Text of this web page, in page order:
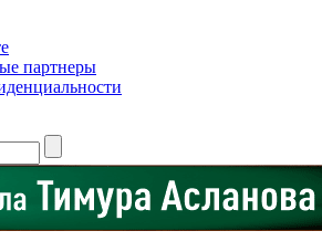
партнеры